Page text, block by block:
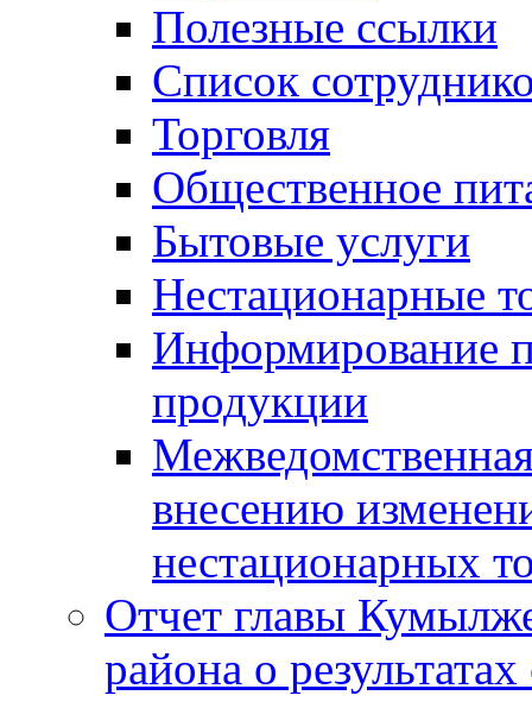
Полезные ссылки
Список
Торговля
Общественное
Бытовые услуги
Нестационарные
Информирование
продукции
внесению
нестационарных
Отчет главы
района о